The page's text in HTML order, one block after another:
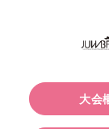
大会